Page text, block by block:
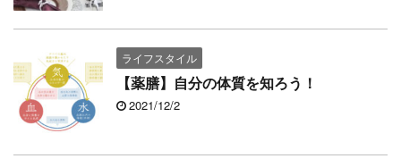
ライフスタイル
【薬膳】自分の体質を知ろう！
2021/12/2